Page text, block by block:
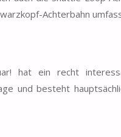
Achterbahn
hat ein recht
und besteht